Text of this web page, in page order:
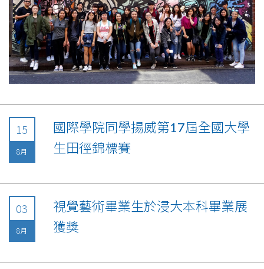
15
8月
國際學院同學揚威第17屆全國大學
生田徑錦標賽
03
8月
視覺藝術畢業生於浸大本科畢業展
獲獎